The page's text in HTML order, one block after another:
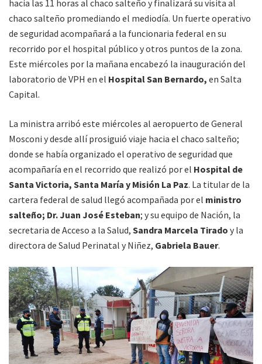
hacia las 11 horas al chaco salteño y finalizará su visita al
chaco salteño promediando el mediodía. Un fuerte operativo
de seguridad acompañará a la funcionaria federal en su
recorrido por el hospital público y otros puntos de la zona.
Este miércoles por la mañana encabezó la inauguración del
laboratorio de VPH en el Hospital San Bernardo, en Salta
Capital.
La ministra arribó este miércoles al aeropuerto de General
Mosconi y desde allí prosiguió viaje hacia el chaco salteño;
donde se había organizado el operativo de seguridad que
acompañaría en el recorrido que realizó por el Hospital de
Santa Victoria, Santa María y Misión La Paz. La titular de la
cartera federal de salud llegó acompañada por el ministro
salteño; Dr. Juan José Esteban; y su equipo de Nación, la
secretaria de Acceso a la Salud, Sandra Marcela Tirado y la
directora de Salud Perinatal y Niñez, Gabriela Bauer.